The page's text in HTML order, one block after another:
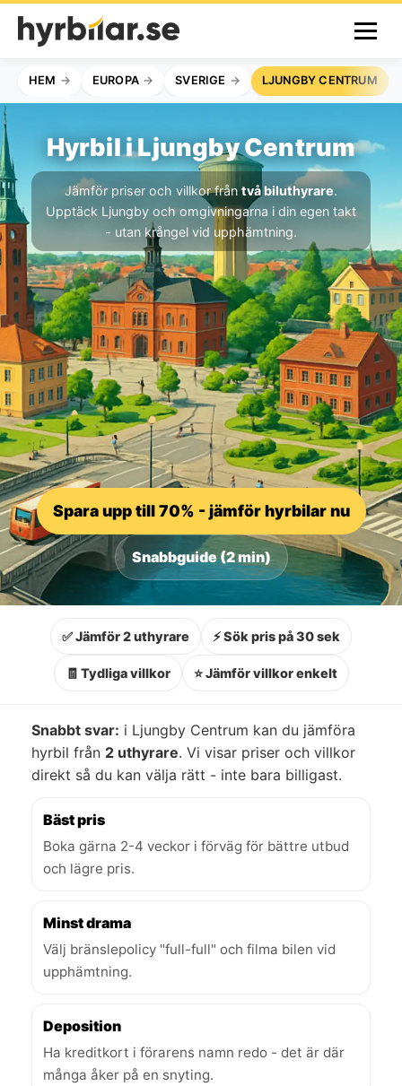
HEM EUROPA SVERIGE LJUNGBY CENTRUM
Hyrbil i Ljungby Centrum
Jämför priser och villkor fråntvå biluthyrare.
Upptäck Ljungby och omgivningarna i din egen takt
- utan krångel vid upphämtning.
Spara upp till 70% - jämför hyrbilar nu
Snabbguide (2 min)
✅ Jämför 2 uthyrare ⚡ Sök pris på 30 sek
🧾 Tydliga villkor ⭐ Jämför villkor enkelt
Snabbt svar: i Ljungby Centrum kan du jämföra
hyrbil från 2 uthyrare. Vi visar priser och villkor
direkt så du kan välja rätt - inte bara billigast.
Bäst pris
Boka gärna 2-4 veckor i förväg för bättre utbud
och lägre pris.
Minst drama
Välj bränslepolicy "full-full" och filma bilen vid
upphämtning.
Deposition
Ha kreditkort i förarens namn redo - det är där
många åker på en snyting.